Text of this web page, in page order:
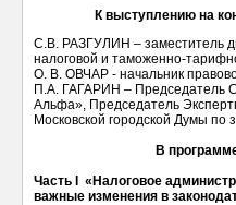
К выступлению на
С.В. РАЗГУЛИН – заместитель
налоговой и таможенно-
О. В. ОВЧАР - начальник
П.А. ГАГАРИН – Председатель
Альфа», Председатель
Московской городской Думы по
В
Часть I «Налоговое
важные изменения в